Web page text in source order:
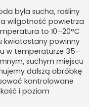
była sucha, rośliny
a wilgotność powietrza
to 10–20°C
kwiatostany powinny
w temperaturze 35–
suchym miejscu
dalszą obróbkę
kontrolowane
i poziom